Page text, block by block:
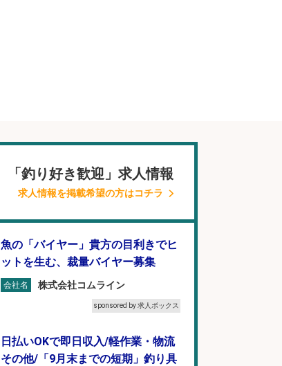
「釣り好き歓迎」求人情報
求人情報を掲載希望の方はコチラ
魚の「バイヤー」貴方の目利きでヒ
ットを生む、裁量バイヤー募集
会社名 株式会社コムライン
sponsored by 求人ボックス
日払いOKで即日収入/軽作業・物流
その他/「9月末までの短期」釣り具